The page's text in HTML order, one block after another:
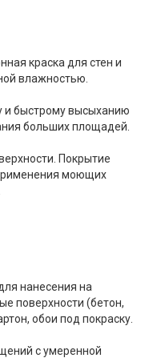
краска для стен и
влажностью.
и быстрому высыханию
больших площадей.
Покрытие
моющих
нанесения на
поверхности (бетон,
обои под покраску.
с умеренной